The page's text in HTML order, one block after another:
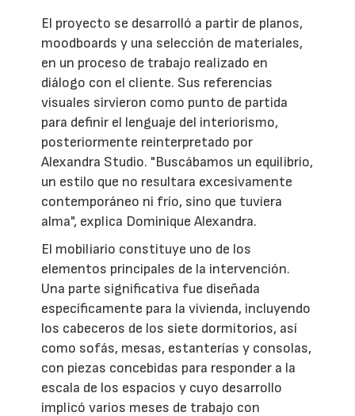
El proyecto se desarrolló a partir de planos,
moodboards y una selección de materiales,
en un proceso de trabajo realizado en
diálogo con el cliente. Sus referencias
visuales sirvieron como punto de partida
para definir el lenguaje del interiorismo,
posteriormente reinterpretado por
Alexandra Studio. "Buscábamos un equilibrio,
un estilo que no resultara excesivamente
contemporáneo ni frío, sino que tuviera
alma", explica Dominique Alexandra.
El mobiliario constituye uno de los
elementos principales de la intervención.
Una parte significativa fue diseñada
específicamente para la vivienda, incluyendo
los cabeceros de los siete dormitorios, así
como sofás, mesas, estanterías y consolas,
con piezas concebidas para responder a la
escala de los espacios y cuyo desarrollo
implicó varios meses de trabajo con